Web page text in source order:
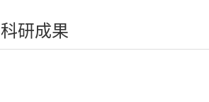
科研成果